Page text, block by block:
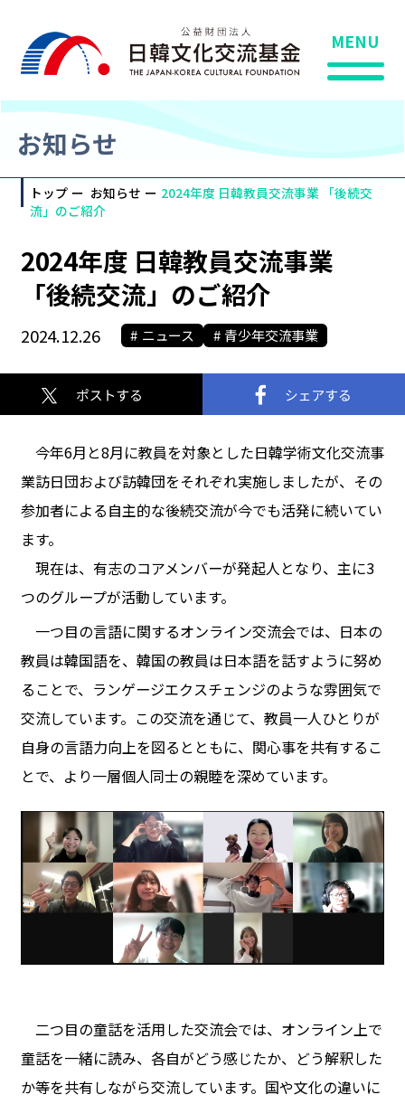
MENU
お知らせ
トップ お知らせ
2024年度 日韓教員交流事業 「後続交
流」のご紹介
2024年度 日韓教員交流事業
「後続交流」のご紹介
2024.12.26 ニュース 青少年交流事業
今年6月と8月に教員を対象とした日韓学術文化交流事
業訪日団および訪韓団をそれぞれ実施しましたが、その
参加者による自主的な後続交流が今でも活発に続いてい
ます。
現在は、有志のコアメンバーが発起人となり、主に3
つのグループが活動しています。
一つ目の言語に関するオンライン交流会では、日本の
教員は韓国語を、韓国の教員は日本語を話すように努め
ることで、ランゲージエクスチェンジのような雰囲気で
交流しています。この交流を通じて、教員一人ひとりが
自身の言語力向上を図るとともに、関心事を共有するこ
とで、より一層個人同士の親睦を深めています。
二つ目の童話を活用した交流会では、オンライン上で
童話を一緒に読み、各自がどう感じたか、どう解釈した
か等を共有しながら交流しています。国や文化の違いに